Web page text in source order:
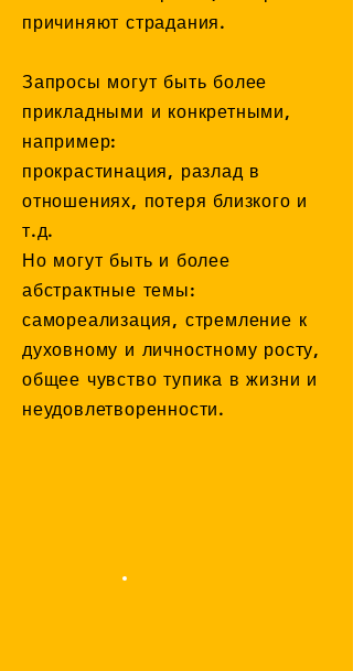
причиняют страдания.
Запросы могут быть более
прикладными и конкретными,
например:
прокрастинация, разлад в
отношениях, потеря близкого и
т.д.
Но могут быть и более
абстрактные темы:
самореализация, стремление к
духовному и личностному росту,
общее чувство тупика в жизни и
неудовлетворенности.